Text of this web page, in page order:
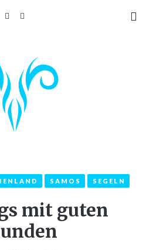
SAMOS SEGELN
mit guten